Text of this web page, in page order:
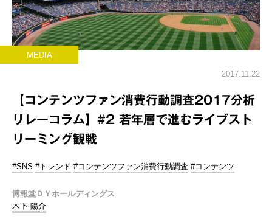
MEDIA
2017.11.22
【コンテンツファン消費行動調査2017分析
リレーコラム】#2 若年層で進むライブスト
リーミング観戦
#SNS #トレンド #コンテンツファン消費行動調査 #コンテンツ
博報堂ＤＹホールディングス
木下 陽介